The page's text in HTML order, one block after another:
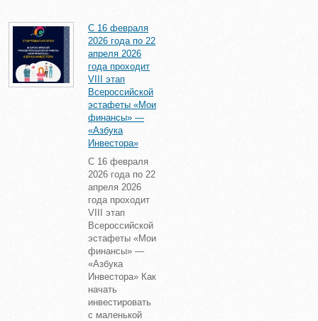
С 16 февраля
2026 года по 22
апреля 2026
года проходит
VIII этап
Всероссийской
эстафеты «Мои
финансы» —
«Азбука
Инвестора»
С 16 февраля
2026 года по 22
апреля 2026
года проходит
VIII этап
Всероссийской
эстафеты «Мои
финансы» —
«Азбука
Инвестора» Как
начать
инвестировать
с маленькой